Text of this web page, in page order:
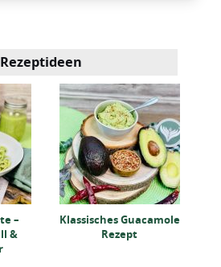
Rezeptideen
–
&
Klassisches Guacamole
Rezept